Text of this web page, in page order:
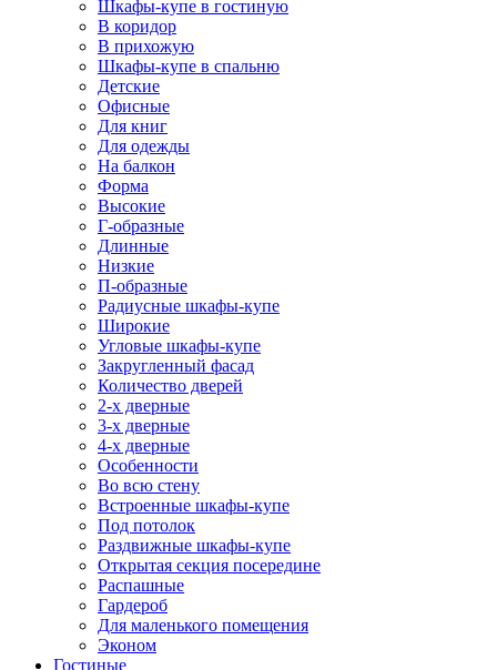
Шкафы-купе в гостиную
В коридор
В прихожую
Шкафы-купе в спальню
Детские
Офисные
Для книг
Для одежды
На балкон
Форма
Высокие
Г-образные
Длинные
Низкие
П-образные
Радиусные шкафы-купе
Широкие
Угловые шкафы-купе
Закругленный фасад
Количество дверей
2-х дверные
3-х дверные
4-х дверные
Особенности
Во всю стену
Встроенные шкафы-купе
Под потолок
Раздвижные шкафы-купе
Открытая секция посередине
Распашные
Гардероб
Для маленького помещения
Эконом
Гостиные